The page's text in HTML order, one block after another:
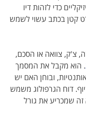
כדי לזהות דיו
קטן בכתב עשוי לשמש
צ'ק, צוואה או הסכם,
. הוא מקבל את המסמך
ובוחן האם יש
דוח הגרפולוג משמש
שמכריע את גורל